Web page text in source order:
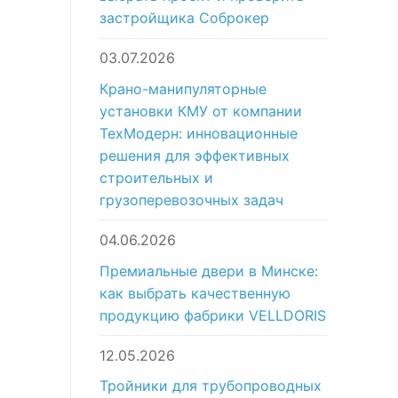
застройщика Соброкер
03.07.2026
Крано-манипуляторные
установки КМУ от компании
ТехМодерн: инновационные
решения для эффективных
строительных и
грузоперевозочных задач
04.06.2026
Премиальные двери в Минске:
как выбрать качественную
продукцию фабрики VELLDORIS
12.05.2026
Тройники для трубопроводных